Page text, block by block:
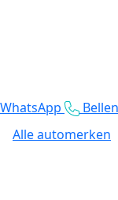
WhatsApp
Bellen
Alle automerken